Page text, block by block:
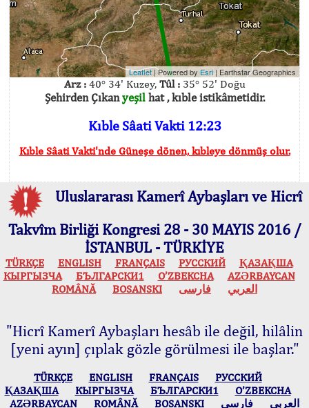
Leaflet| Powered byEsri |Earthstar Geographics
Arz :40° 34' Kuzey, Tûl :35° 52' Doğu
Şehirden Çıkanyeşilhat , kıble istikâmetidir.
Kıble Sâati Vakti 12:23
Kıble Sâati Vakti'nde Güneşe dönen, kıbleye dönmüş olur.
Uluslararası Kamerî Aybaşları ve Hicrî
Takvîm Birliği Kongresi 28 - 30 MAYIS 2016 /
İSTANBUL - TÜRKİYE
TÜRKÇE ENGLISH FRANÇAIS РУССКИЙ
ҚАЗАҚША
КЫPГЫЗЧA
БЪЛГАРСКИ1 O’ZBEKCHA
AZӘRBAYCAN
ROMÂNĂ
BOSANSKI العربي فارسی
"Hicrî Kamerî Aybaşları hesâb ile değil, hilâlin
[yeni ayın] çıplak gözle görülmesi ile başlar."
TÜRKÇE ENGLISH FRANÇAIS
РУССКИЙ
ҚАЗАҚША
КЫPГЫЗЧA БЪЛГАРСКИ1
O’ZBEKCHA
AZӘRBAYCAN
ROMÂNĂ BOSANSKI العربي فارسی